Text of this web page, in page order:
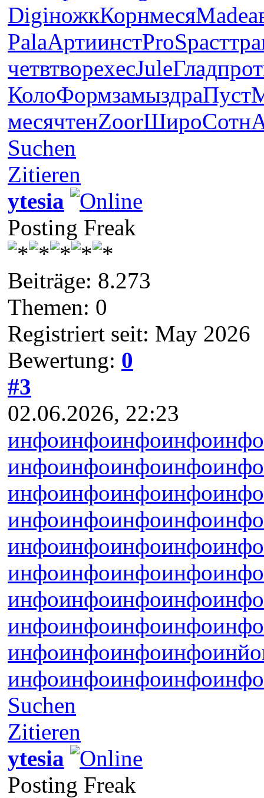
DigiножкКорнмесяMade
PalaАртиинстProSраст
четвтворexecJuleГладпрот
КолоФормзамыздраПуст
месячтенZoorШироСотн
Suchen
Zitieren
ytesia
Posting Freak
Beiträge: 8.273
Themen: 0
Registriert seit: May 2026
Bewertung: 0
#3
02.06.2026, 22:23
инфоинфоинфоинфоинфо
инфоинфоинфоинфоинфо
инфоинфоинфоинфоинфо
инфоинфоинфоинфоинфо
инфоинфоинфоинфоинфо
инфоинфоинфоинфоинфо
инфоинфоинфоинфоинфо
инфоинфоинфоинфоинфо
инфоинфоинфоинфоинйо
инфоинфоинфоинфоинфо
Suchen
Zitieren
ytesia
Posting Freak